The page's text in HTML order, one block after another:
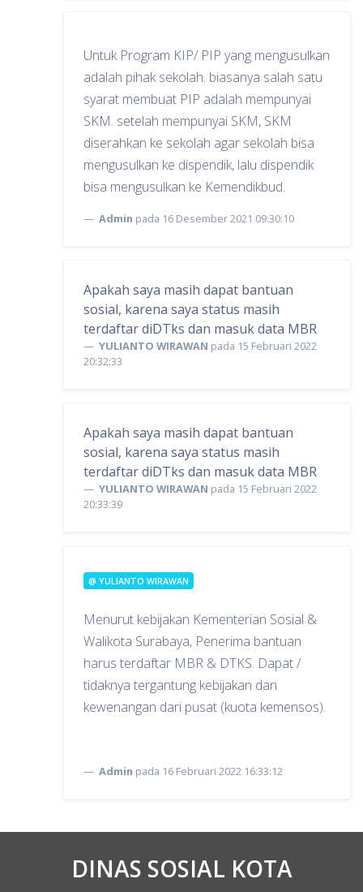
Untuk Program KIP/ PIP yang mengusulkan
adalah pihak sekolah. biasanya salah satu
syarat membuat PIP adalah mempunyai
SKM. setelah mempunyai SKM, SKM
diserahkan ke sekolah agar sekolah bisa
mengusulkan ke dispendik, lalu dispendik
bisa mengusulkan ke Kemendikbud.
Admin pada 16 Desember 2021 09:30:10
Apakah saya masih dapat bantuan
sosial, karena saya status masih
terdaftar diDTks dan masuk data MBR
YULIANTO WIRAWAN pada 15 Februari 2022
20:32:33
Apakah saya masih dapat bantuan
sosial, karena saya status masih
terdaftar diDTks dan masuk data MBR
YULIANTO WIRAWAN pada 15 Februari 2022
20:33:39
@ YULIANTO WIRAWAN
Menurut kebijakan Kementerian Sosial &
Walikota Surabaya, Penerima bantuan
harus terdaftar MBR & DTKS. Dapat /
tidaknya tergantung kebijakan dan
kewenangan dari pusat (kuota kemensos).
Admin pada 16 Februari 2022 16:33:12
DINAS SOSIAL KOTA